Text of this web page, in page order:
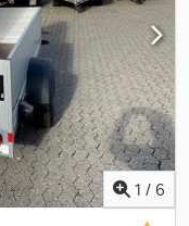
1 / 6